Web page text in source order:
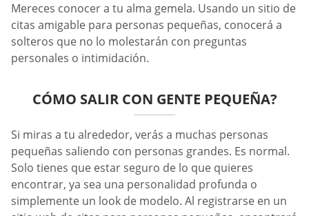
Mereces conocer a tu alma gemela. Usando un sitio de
citas amigable para personas pequeñas, conocerá a
solteros que no lo molestarán con preguntas
personales o intimidación.
CÓMO SALIR CON GENTE PEQUEÑA?
Si miras a tu alrededor, verás a muchas personas
pequeñas saliendo con personas grandes. Es normal.
Solo tienes que estar seguro de lo que quieres
encontrar, ya sea una personalidad profunda o
simplemente un look de modelo. Al registrarse en un